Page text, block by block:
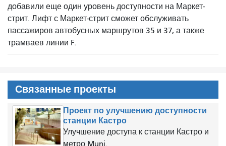
добавили еще один уровень доступности на Маркет-
стрит. Лифт с Маркет-стрит сможет обслуживать
пассажиров автобусных маршрутов 35 и 37, а также
трамваев линии F.
Связанные проекты
Проект по улучшению доступности
станции Кастро
Улучшение доступа к станции Кастро и